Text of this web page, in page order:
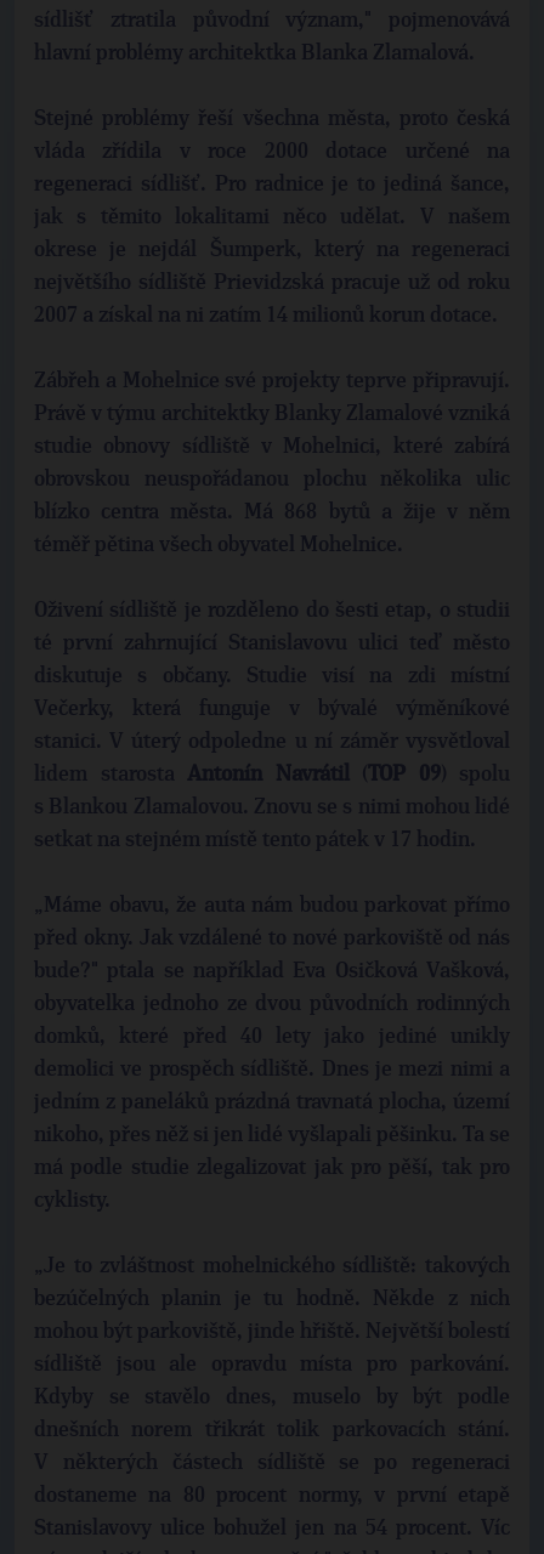
sídlišť ztratila původní význam," pojmenovává
hlavní problémy architektka Blanka Zlamalová.
Stejné problémy řeší všechna města, proto česká
vláda zřídila v roce 2000 dotace určené na
regeneraci sídlišť. Pro radnice je to jediná šance,
jak s těmito lokalitami něco udělat. V našem
okrese je nejdál Šumperk, který na regeneraci
největšího sídliště Prievidzská pracuje už od roku
2007 a získal na ni zatím 14 milionů korun dotace.
Zábřeh a Mohelnice své projekty teprve připravují.
Právě v týmu architektky Blanky Zlamalové vzniká
studie obnovy sídliště v Mohelnici, které zabírá
obrovskou neuspořádanou plochu několika ulic
blízko centra města. Má 868 bytů a žije v něm
téměř pětina všech obyvatel Mohelnice.
Oživení sídliště je rozděleno do šesti etap, o studii
té první zahrnující Stanislavovu ulici teď město
diskutuje s občany. Studie visí na zdi místní
Večerky, která funguje v bývalé výměníkové
stanici. V úterý odpoledne u ní záměr vysvětloval
lidem starosta Antonín Navrátil ( TOP 09) spolu
s Blankou Zlamalovou. Znovu se s nimi mohou lidé
setkat na stejném místě tento pátek v 17 hodin.
„Máme obavu, že auta nám budou parkovat přímo
před okny. Jak vzdálené to nové parkoviště od nás
bude?" ptala se například Eva Osičková Vašková,
obyvatelka jednoho ze dvou původních rodinných
domků, které před 40 lety jako jediné unikly
demolici ve prospěch sídliště. Dnes je mezi nimi a
jedním z paneláků prázdná travnatá plocha, území
nikoho, přes něž si jen lidé vyšlapali pěšinku. Ta se
má podle studie zlegalizovat jak pro pěší, tak pro
cyklisty.
„Je to zvláštnost mohelnického sídliště: takových
bezúčelných planin je tu hodně. Někde z nich
mohou být parkoviště, jinde hřiště. Největší bolestí
sídliště jsou ale opravdu místa pro parkování.
Kdyby se stavělo dnes, muselo by být podle
dnešních norem třikrát tolik parkovacích stání.
V některých částech sídliště se po regeneraci
dostaneme na 80 procent normy, v první etapě
Stanislavovy ulice bohužel jen na 54 procent. Víc